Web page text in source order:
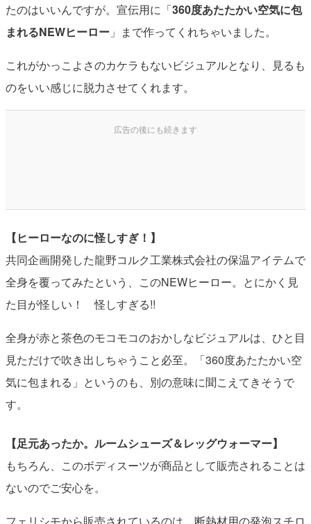
たのはいいんですが。宣伝用に「360度あたたかい空気に包
まれるNEWヒーロー」まで作ってくれちゃいました。
これがかっこよさのカケラもないビジュアルとなり、見るも
のをいい感じに脱力させてくれます。
【ヒーローなのに怪しすぎ！】
共同企画開発した龍野コルク工業株式会社の保温アイテムで
全身を覆ってみたという、このNEWヒーロー。とにかく見
た目が怪しい！ 怪しすぎる!!
全身が赤と茶色のモコモコのおかしなビジュアルは、ひと目
見ただけで吹き出しちゃうこと必至。「360度あたたかい空
気に包まれる」というのも、別の意味に聞こえてきそうで
す。
【足元あったか。ルームシューズ＆レッグウォーマー】
もちろん、このボディスーツが商品として販売されることは
ないのでご安心を。